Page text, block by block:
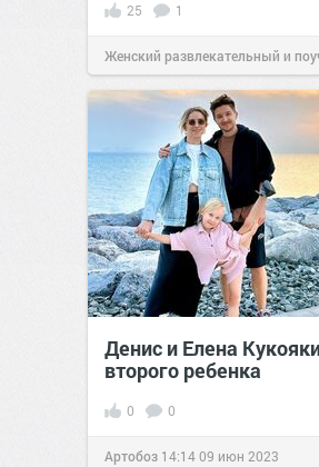
25 1
Женский развлекательный и
сайт.18:2623 дек 2019
Денис и Елена
второго ребенка
0 0
Артобоз 14:1409 июн 2023